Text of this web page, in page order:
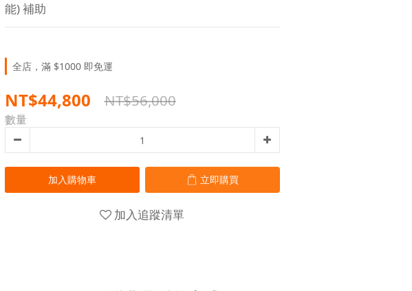
能) 補助
全店，滿 $1000 即免運
NT$44,800 NT$56,000
數量
加入購物車 立即購買
加入追蹤清單